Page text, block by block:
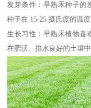
发芽条件：早熟禾种子的
种子在 15-25 摄氏度的温
生长习性：早熟禾植物喜
在肥沃、排水良好的土壤